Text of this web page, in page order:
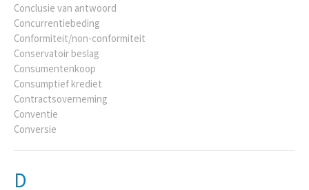
Conclusie van antwoord
Concurrentiebeding
Conformiteit/non-conformiteit
Conservatoir beslag
Consumentenkoop
Consumptief krediet
Contractsoverneming
Conventie
Conversie
D